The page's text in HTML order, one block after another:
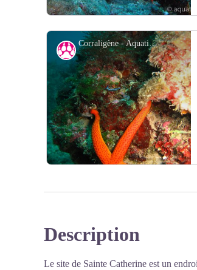
Voir l'image en plein
Corraligène - Aquatile plongée
Voir l'image en plein
Faune
Description
Le site de Sainte Catherine est un